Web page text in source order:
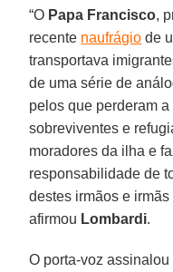
“O Papa Francisco,
recente naufrágio de
transportava
de uma série de
pelos que perderam
sobreviventes e
moradores da ilha e
responsabilidade de
destes irmãos e
afirmou Lombardi.
O porta-voz assinalou